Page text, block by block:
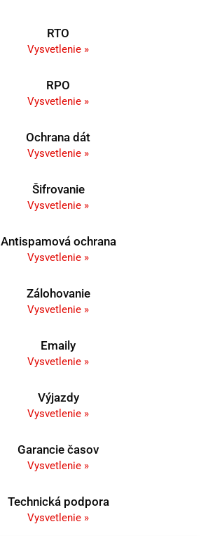
RTO
Vysvetlenie »
RPO
Vysvetlenie »
Ochrana dát
Vysvetlenie »
Šifrovanie
Vysvetlenie »
Antispamová ochrana
Vysvetlenie »
Zálohovanie
Vysvetlenie »
Emaily
Vysvetlenie »
Výjazdy
Vysvetlenie »
Garancie časov
Vysvetlenie »
Technická podpora
Vysvetlenie »